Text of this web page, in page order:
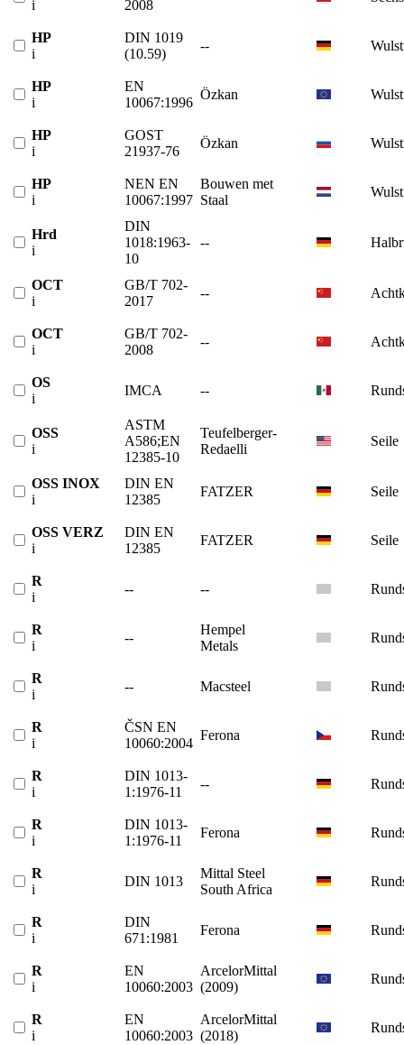
i 2008
HP
i
DIN 1019
(10.59)
--
HP
i
EN
10067:1996
Özkan
HP
i
GOST
21937-76
Özkan
HP
i
NEN EN
10067:1997
Bouwen met
Staal
Hrd
i
DIN
1018:1963-
10
--
OCT
i
GB/T 702-
2017
--
OCT
i
GB/T 702-
2008
--
OS
i
IMCA --
OSS
i
ASTM
A586;EN
12385-10
Teufelberger-
Redaelli
Seile
OSS INOX
i
DIN EN
12385
FATZER Seile
OSS VERZ
i
DIN EN
12385
FATZER Seile
R
i
-- --
R
i
--
Hempel
Metals
R
i
-- Macsteel
R
i
ČSN EN
10060:2004
Ferona
R
i
DIN 1013-
1:1976-11
--
R
i
DIN 1013-
1:1976-11
Ferona
R
i
DIN 1013
Mittal Steel
South Africa
R
i
DIN
671:1981
Ferona
R
i
EN
10060:2003
ArcelorMittal
(2009)
R
i
EN
10060:2003
ArcelorMittal
(2018)